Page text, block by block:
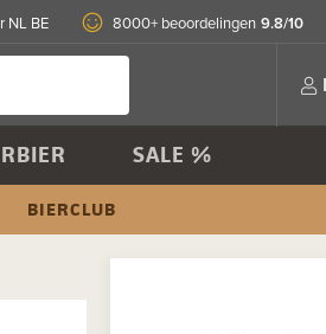
NL BE 8000+ beoordelingen 9.8/10
SALE %
BIERCLUB